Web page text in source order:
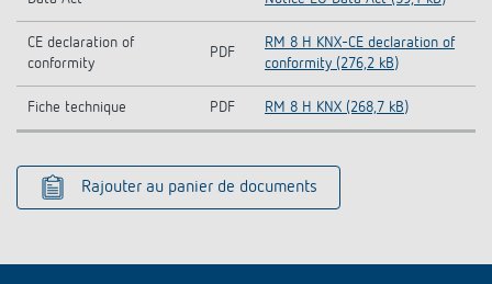
CE declaration of
conformity
PDF
RM 8 H KNX-CE declaration of
conformity (276,2 kB)
Fiche technique PDF RM 8 H KNX (268,7 kB)
Rajouter au panier de documents